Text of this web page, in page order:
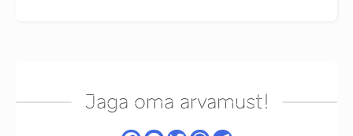
Jaga oma arvamust!